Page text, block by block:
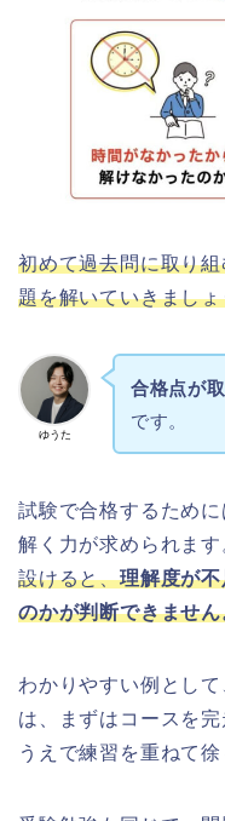
初めて過去問に取り
題を解いていきまし
ゆうた
合格点が
です。
試験で合格するため
解く力が求められます
設けると、理解度が
のかが判断できません
わかりやすい例とし
は、まずはコースを
うえで練習を重ねて